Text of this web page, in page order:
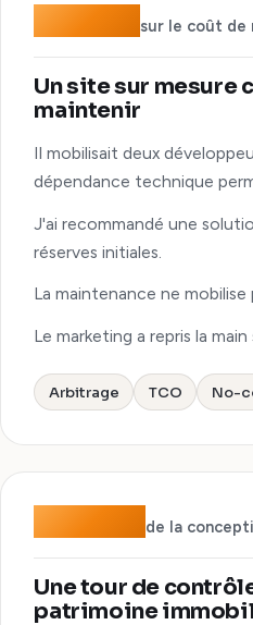
sur le coût de
Un site sur mesure
maintenir
Il mobilisait deux
dépendance technique
J'ai recommandé une
réserves initiales.
La maintenance ne mobilise
Le marketing a repris la
Arbitrage TCO No-
de la
Une tour de
patrimoine